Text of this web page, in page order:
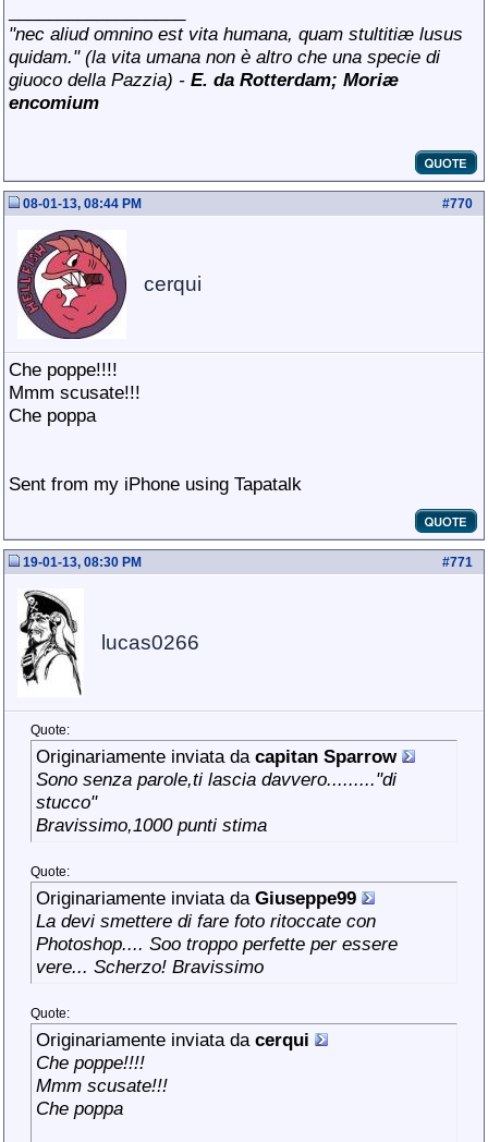
"nec aliud omnino est vita humana, quam stultitiæ lusus
quidam." (la vita umana non è altro che una specie di
giuoco della Pazzia) - E. da Rotterdam; Moriæ
encomium
#770
08-01-13, 08:44 PM
cerqui
Che poppe!!!!
Mmm scusate!!!
Che poppa
Sent from my iPhone using Tapatalk
#771
19-01-13, 08:30 PM
lucas0266
Quote:
Originariamente inviata da capitan Sparrow
Sono senza parole,ti lascia davvero........."di
stucco"
Bravissimo,1000 punti stima
Quote:
Originariamente inviata da Giuseppe99
La devi smettere di fare foto ritoccate con
Photoshop.... Soo troppo perfette per essere
vere... Scherzo! Bravissimo
Quote:
Originariamente inviata da cerqui
Che poppe!!!!
Mmm scusate!!!
Che poppa